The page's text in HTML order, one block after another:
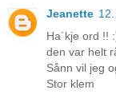
Jeanette
Ha´kje ord !!
den var helt
Sånn vil jeg
Stor klem